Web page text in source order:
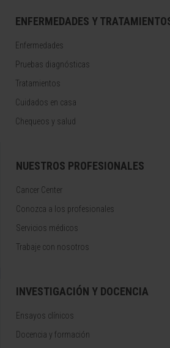
ENFERMEDADES Y
Enfermedades
Pruebas diagnósticas
Tratamientos
Cuidados en casa
Chequeos y salud
NUESTROS PROFESIONALES
Cancer Center
Conozca a los profesionales
Servicios médicos
Trabaje con nosotros
INVESTIGACIÓN Y DOCENCIA
Ensayos clínicos
Docencia y formación